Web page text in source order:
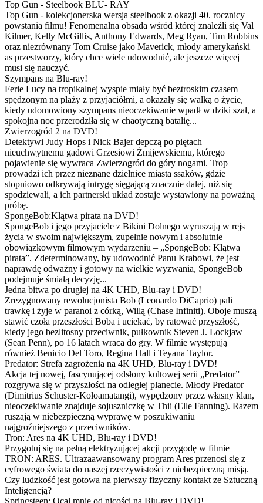
Top Gun - Steelbook BLU- RAY
Top Gun - kolekcjonerska wersja steelbook z okazji 40. rocznicy
powstania filmu! Fenomenalna obsada wśród której znaleźli się Val
Kilmer, Kelly McGillis, Anthony Edwards, Meg Ryan, Tim Robbins
oraz niezrównany Tom Cruise jako Maverick, młody amerykański
as przestworzy, który chce wiele udowodnić, ale jeszcze więcej
musi się nauczyć.
Szympans na Blu-ray!
Ferie Lucy na tropikalnej wyspie miały być beztroskim czasem
spędzonym na plaży z przyjaciółmi, a okazały się walką o życie,
kiedy udomowiony szympans nieoczekiwanie wpadł w dziki szał, a
spokojna noc przerodziła się w chaotyczną batalię...
Zwierzogród 2 na DVD!
Detektywi Judy Hops i Nick Bajer depczą po piętach
nieuchwytnemu gadowi Grzesiowi Żmijewskiemu, którego
pojawienie się wywraca Zwierzogród do góry nogami. Trop
prowadzi ich przez nieznane dzielnice miasta ssaków, gdzie
stopniowo odkrywają intrygę sięgającą znacznie dalej, niż się
spodziewali, a ich partnerski układ zostaje wystawiony na poważną
próbę.
SpongeBob:Klątwa pirata na DVD!
SpongeBob i jego przyjaciele z Bikini Dolnego wyruszają w rejs
życia w swoim największym, zupełnie nowym i absolutnie
obowiązkowym filmowym wydarzeniu – „SpongeBob: Klątwa
pirata”. Zdeterminowany, by udowodnić Panu Krabowi, że jest
naprawdę odważny i gotowy na wielkie wyzwania, SpongeBob
podejmuje śmiałą decyzję...
Jedna bitwa po drugiej na 4K UHD, Blu-ray i DVD!
Zrezygnowany rewolucjonista Bob (Leonardo DiCaprio) pali
trawkę i żyje w paranoi z córką, Willą (Chase Infiniti). Oboje muszą
stawić czoła przeszłości Boba i uciekać, by ratować przyszłość,
kiedy jego bezlitosny przeciwnik, pułkownik Steven J. Lockjaw
(Sean Penn), po 16 latach wraca do gry. W filmie występują
również Benicio Del Toro, Regina Hall i Teyana Taylor.
Predator: Strefa zagrożenia na 4K UHD, Blu-ray i DVD!
Akcja tej nowej, fascynującej odsłony kultowej serii „Predator”
rozgrywa się w przyszłości na odległej planecie. Młody Predator
(Dimitrius Schuster-Koloamatangi), wypędzony przez własny klan,
nieoczekiwanie znajduje sojuszniczkę w Thii (Elle Fanning). Razem
ruszają w niebezpieczną wyprawę w poszukiwaniu
najgroźniejszego z przeciwników.
Tron: Ares na 4K UHD, Blu-ray i DVD!
Przygotuj się na pełną elektryzującej akcji przygodę w filmie
TRON: ARES. Ultrazaawansowany program Ares przenosi się z
cyfrowego świata do naszej rzeczywistości z niebezpieczną misją.
Czy ludzkość jest gotowa na pierwszy fizyczny kontakt ze Sztuczną
Inteligencją?
Springsteen: Ocal mnie od nicości na Blu-ray i DVD!